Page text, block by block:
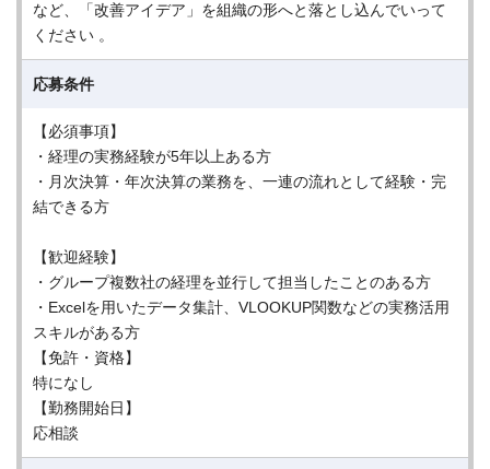
など、「改善アイデア」を組織の形へと落とし込んでいって
ください 。
応募条件
【必須事項】
・経理の実務経験が5年以上ある方
・月次決算・年次決算の業務を、一連の流れとして経験・完
結できる方
【歓迎経験】
・グループ複数社の経理を並行して担当したことのある方
・Excelを用いたデータ集計、VLOOKUP関数などの実務活用
スキルがある方
【免許・資格】
特になし
【勤務開始日】
応相談